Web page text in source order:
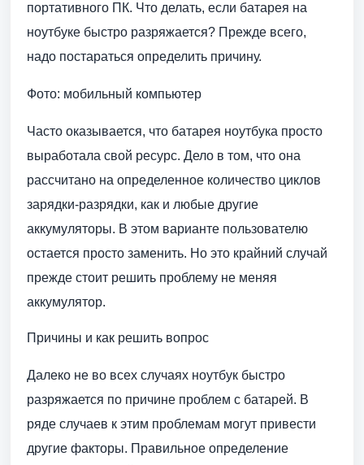
портативного ПК. Что делать, если батарея на
ноутбуке быстро разряжается? Прежде всего,
надо постараться определить причину.
Фото: мобильный компьютер
Часто оказывается, что батарея ноутбука просто
выработала свой ресурс. Дело в том, что она
рассчитано на определенное количество циклов
зарядки-разрядки, как и любые другие
аккумуляторы. В этом варианте пользователю
остается просто заменить. Но это крайний случай
прежде стоит решить проблему не меняя
аккумулятор.
Причины и как решить вопрос
Далеко не во всех случаях ноутбук быстро
разряжается по причине проблем с батарей. В
ряде случаев к этим проблемам могут привести
другие факторы. Правильное определение